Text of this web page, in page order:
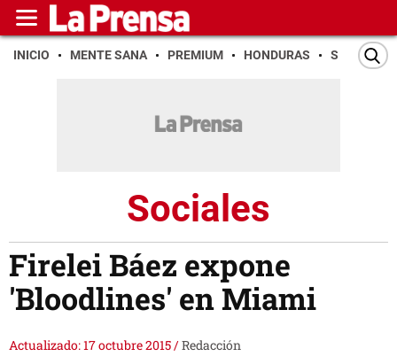
INICIO MENTE SANA PREMIUM HONDURAS SAN PEDRO
Sociales
Firelei Báez expone
'Bloodlines' en Miami
Actualizado: 17 octubre 2015/Redacción